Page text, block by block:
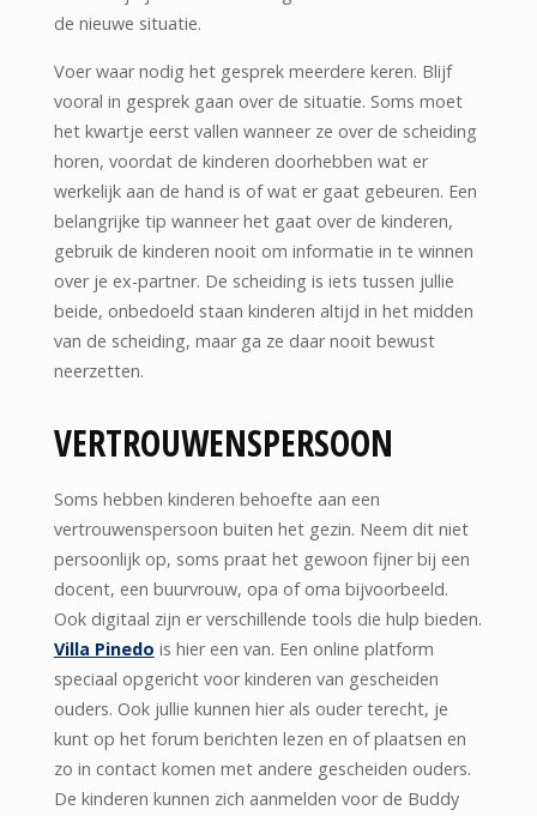
de nieuwe situatie.
Voer waar nodig het gesprek meerdere keren. Blijf
vooral in gesprek gaan over de situatie. Soms moet
het kwartje eerst vallen wanneer ze over de scheiding
horen, voordat de kinderen doorhebben wat er
werkelijk aan de hand is of wat er gaat gebeuren. Een
belangrijke tip wanneer het gaat over de kinderen,
gebruik de kinderen nooit om informatie in te winnen
over je ex-partner. De scheiding is iets tussen jullie
beide, onbedoeld staan kinderen altijd in het midden
van de scheiding, maar ga ze daar nooit bewust
neerzetten.
VERTROUWENSPERSOON
Soms hebben kinderen behoefte aan een
vertrouwenspersoon buiten het gezin. Neem dit niet
persoonlijk op, soms praat het gewoon fijner bij een
docent, een buurvrouw, opa of oma bijvoorbeeld.
Ook digitaal zijn er verschillende tools die hulp bieden.
Villa Pinedo is hier een van. Een online platform
speciaal opgericht voor kinderen van gescheiden
ouders. Ook jullie kunnen hier als ouder terecht, je
kunt op het forum berichten lezen en of plaatsen en
zo in contact komen met andere gescheiden ouders.
De kinderen kunnen zich aanmelden voor de Buddy